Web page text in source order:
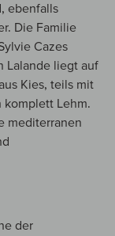
ebenfalls
Die Familie
Cazes
Lalande liegt auf
Kies, teils mit
komplett Lehm.
mediterranen
der